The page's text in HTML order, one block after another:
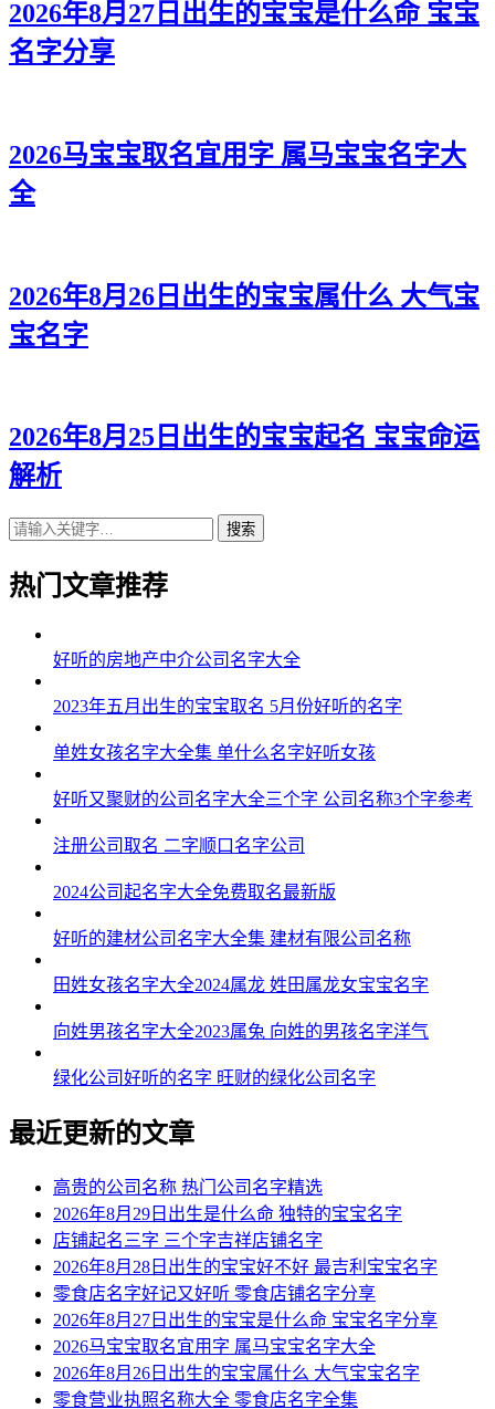
2026年8月27日出生的宝宝是什么命 宝宝
名字分享
2026马宝宝取名宜用字 属马宝宝名字大
全
2026年8月26日出生的宝宝属什么 大气宝
宝名字
2026年8月25日出生的宝宝起名 宝宝命运
解析
搜索
热门文章推荐
好听的房地产中介公司名字大全
2023年五月出生的宝宝取名 5月份好听的名字
单姓女孩名字大全集 单什么名字好听女孩
好听又聚财的公司名字大全三个字 公司名称3个字参考
注册公司取名 二字顺口名字公司
2024公司起名字大全免费取名最新版
好听的建材公司名字大全集 建材有限公司名称
田姓女孩名字大全2024属龙 姓田属龙女宝宝名字
向姓男孩名字大全2023属兔 向姓的男孩名字洋气
绿化公司好听的名字 旺财的绿化公司名字
最近更新的文章
高贵的公司名称 热门公司名字精选
2026年8月29日出生是什么命 独特的宝宝名字
店铺起名三字 三个字吉祥店铺名字
2026年8月28日出生的宝宝好不好 最吉利宝宝名字
零食店名字好记又好听 零食店铺名字分享
2026年8月27日出生的宝宝是什么命 宝宝名字分享
2026马宝宝取名宜用字 属马宝宝名字大全
2026年8月26日出生的宝宝属什么 大气宝宝名字
零食营业执照名称大全 零食店名字全集